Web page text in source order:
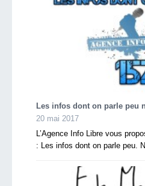
Les infos dont on parle peu
20 mai 2017
L’Agence Info Libre vous
: Les infos dont on parle peu.